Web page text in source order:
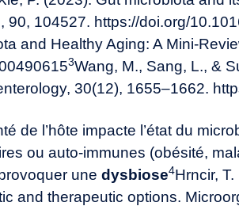
90, 104527. https://doi.org/
and Healthy Aging: A Mini-
3Wang, M., Sang, L., &
30(12), 1655–1662.
de l’hôte impacte l’état du
ou auto-immunes (obésité,
unedysbiose4Hrncir,
and therapeutic options.